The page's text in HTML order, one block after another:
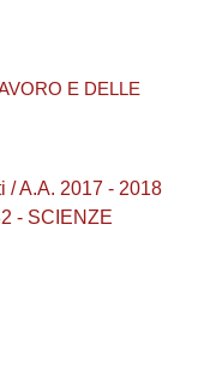
E DELLE
/ A.A. 2017 - 2018
- SCIENZE